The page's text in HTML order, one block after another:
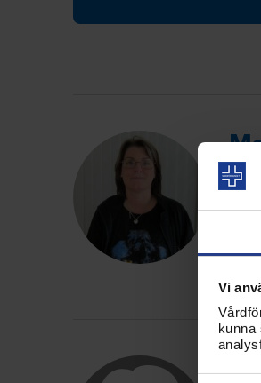
Vi
kunna